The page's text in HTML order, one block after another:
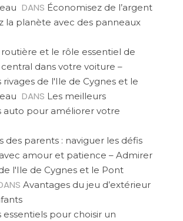
DANS Économisez de l’argent
la planète avec des panneaux
routière et le rôle essentiel de
central dans votre voiture –
de l'Ile de Cygnes et le
DANS Les meilleurs
auto pour améliorer votre
des parents : naviguer les défis
amour et patience – Admirer
l'Ile de Cygnes et le Pont
Avantages du jeu d’extérieur
essentiels pour choisir un